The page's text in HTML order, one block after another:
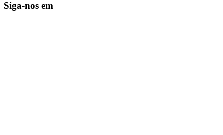
Siga-nos em